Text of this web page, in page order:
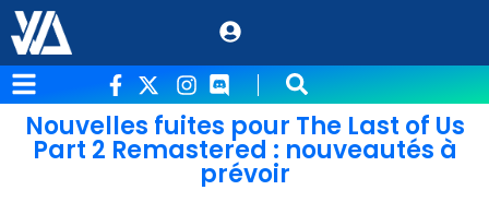
Nouvelles fuites pour The Last of Us
Part 2 Remastered : nouveautés à
prévoir